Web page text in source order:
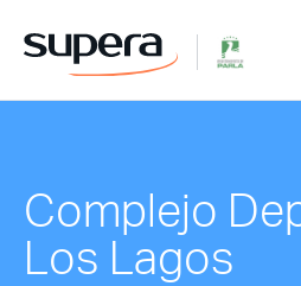
Complejo
Los Lagos